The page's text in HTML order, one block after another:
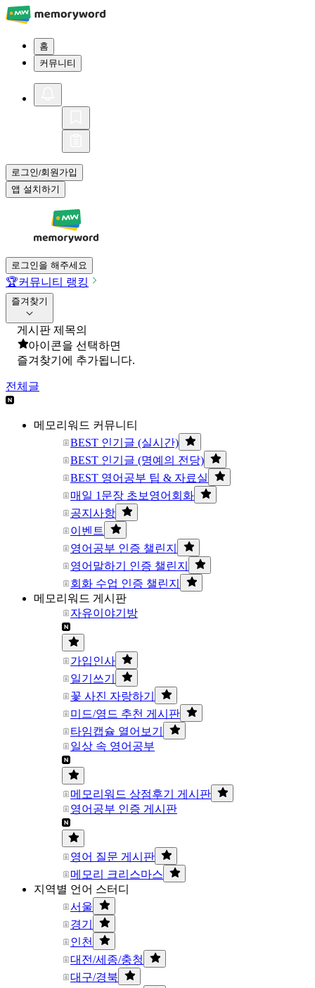
홈
커뮤니티
로그인/회원가입
앱 설치하기
로그인을 해주세요
🏆커뮤니티 랭킹
즐겨찾기
게시판 제목의
아이콘을 선택하면
즐겨찾기에 추가됩니다.
전체글
메모리워드 커뮤니티
BEST 인기글 (실시간)
BEST 인기글 (명예의 전당)
BEST 영어공부 팁 & 자료실
매일 1문장 초보영어회화
공지사항
이벤트
영어공부 인증 챌린지
영어말하기 인증 챌린지
회화 수업 인증 챌린지
메모리워드 게시판
자유이야기방
가입인사
일기쓰기
꽃 사진 자랑하기
미드/영드 추천 게시판
타임캡슐 열어보기
일상 속 영어공부
메모리워드 상점후기 게시판
영어공부 인증 게시판
영어 질문 게시판
메모리 크리스마스
지역별 언어 스터디
서울
경기
인천
대전/세종/충청
대구/경북